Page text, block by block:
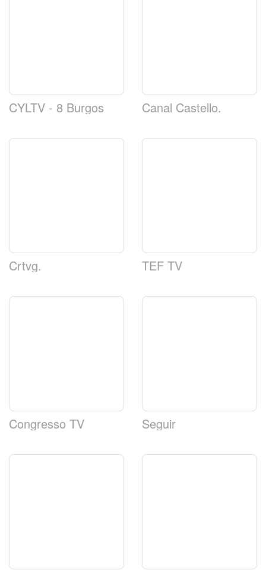
CYLTV - 8 Burgos Canal Castello.
Crtvg. TEF TV
Congresso TV Seguir